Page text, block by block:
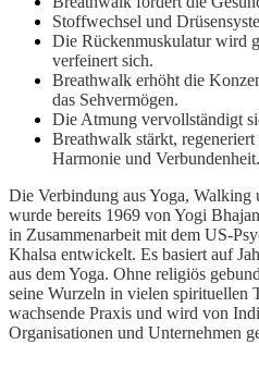
Stoffwechsel und
Die Rückenmuskulatur wird
verfeinert sich.
Breathwalk erhöht die
das Sehvermögen.
Die Atmung vervollständigt
Breathwalk stärkt,
Harmonie und Verbundenheit.
Die Verbindung aus Yoga,
wurde bereits 1969 von Yogi
in Zusammenarbeit mit dem US-
Khalsa entwickelt. Es basiert auf
aus dem Yoga. Ohne religiös
seine Wurzeln in vielen spirituellen
wachsende Praxis und wird von
Organisationen und Unternehmen